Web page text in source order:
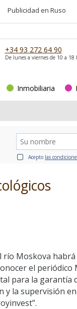
Publicidad en Ruso
+34 93 272 64 90
De lunes a viernes de 10 a 18
Inmobiliaria
Acepto las
río Moskova
el
para la garantía
y la supervisión